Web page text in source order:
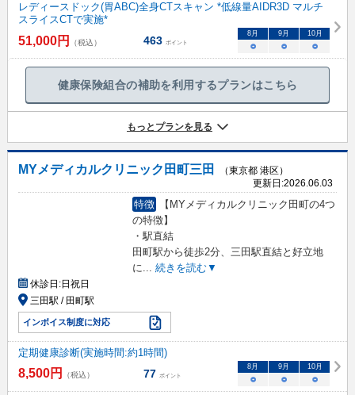
レディースドック(胃ABC)全身CTスキャン *低線量AIDR3D マルチ
スライスCTで実施*
51,000円 （税込） 463 ポイント
8月 9月 10月
○ ○ ○
健康保険組合の補助を利用するプランはこちら
もっとプランを見る
MYメディカルクリニック田町三田
（東京都 港区）
更新日:2026.06.03
特徴
【MYメディカルクリニック田町の4つ
の特徴】
・駅直結
田町駅から徒歩2分、三田駅直結と好立地
に
続きを読む▼
休診日:日祝日
三田駅 / 田町駅
インボイス制度に対応
定期健康診断(実施時間:約1時間)
8,500円 （税込） 77 ポイント
8 月 9 月 10月
○ ○ ○